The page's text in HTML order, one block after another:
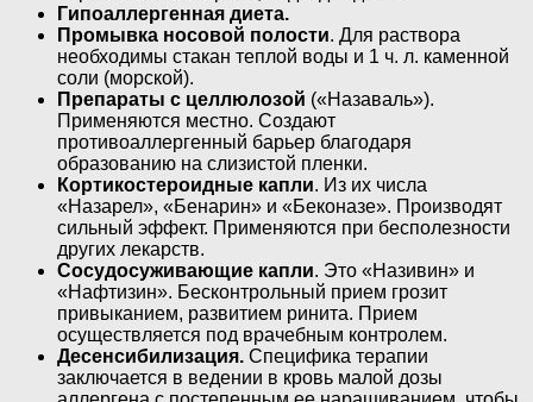
Гипоаллергенная диета.
Промывка носовой полости. Для раствора
необходимы стакан теплой воды и 1 ч. л. каменной
соли (морской).
Препараты с целлюлозой («Назаваль»).
Применяются местно. Создают
противоаллергенный барьер благодаря
образованию на слизистой пленки.
Кортикостероидные капли. Из их числа
«Назарел», «Бенарин» и «Беконазе». Производят
сильный эффект. Применяются при бесполезности
других лекарств.
Сосудосуживающие капли. Это «Називин» и
«Нафтизин». Бесконтрольный прием грозит
привыканием, развитием ринита. Прием
осуществляется под врачебным контролем.
Десенсибилизация. Специфика терапии
заключается в ведении в кровь малой дозы